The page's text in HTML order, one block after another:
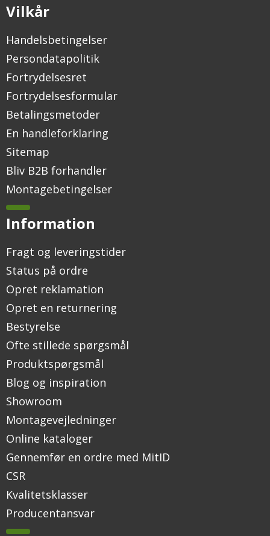
Vilkår
Handelsbetingelser
Persondatapolitik
Fortrydelsesret
Fortrydelsesformular
Betalingsmetoder
En handleforklaring
Sitemap
Bliv B2B forhandler
Montagebetingelser
Information
Fragt og leveringstider
Status på ordre
Opret reklamation
Opret en returnering
Bestyrelse
Ofte stillede spørgsmål
Produktspørgsmål
Blog og inspiration
Showroom
Montagevejledninger
Online kataloger
Gennemfør en ordre med MitID
CSR
Kvalitetsklasser
Producentansvar